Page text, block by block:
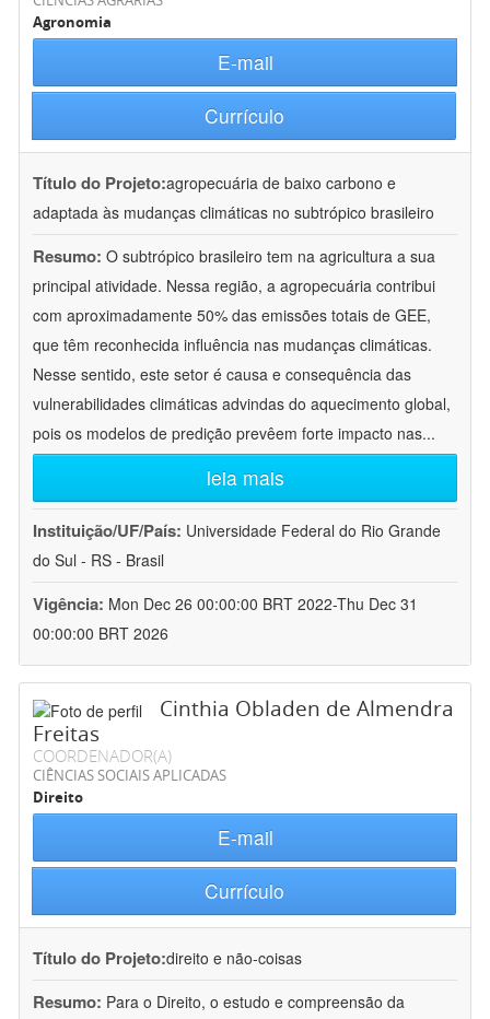
Agronomia
E-mail
Currículo
Título do Projeto:agropecuária de baixo carbono e
adaptada às mudanças climáticas no subtrópico brasileiro
Resumo: O subtrópico brasileiro tem na agricultura a sua
principal atividade. Nessa região, a agropecuária contribui
com aproximadamente 50% das emissões totais de GEE,
que têm reconhecida influência nas mudanças climáticas.
Nesse sentido, este setor é causa e consequência das
vulnerabilidades climáticas advindas do aquecimento global,
pois os modelos de predição prevêem forte impacto nas...
leia mais
Instituição/UF/País: Universidade Federal do Rio Grande
do Sul - RS - Brasil
Vigência: Mon Dec 26 00:00:00 BRT 2022-Thu Dec 31
00:00:00 BRT 2026
Cinthia Obladen de Almendra
Freitas
COORDENADOR(A)
CIÊNCIAS SOCIAIS APLICADAS
Direito
E-mail
Currículo
Título do Projeto:direito e não-coisas
Resumo: Para o Direito, o estudo e compreensão da